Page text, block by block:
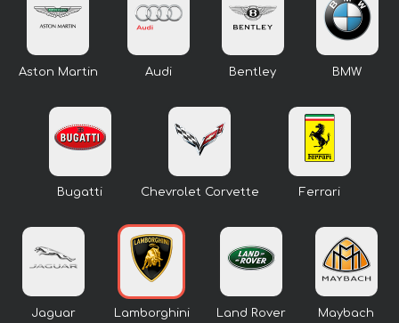
Aston Martin Audi Bentley BMW
Bugatti Chevrolet Corvette Ferrari
Jaguar Lamborghini Land Rover Maybach